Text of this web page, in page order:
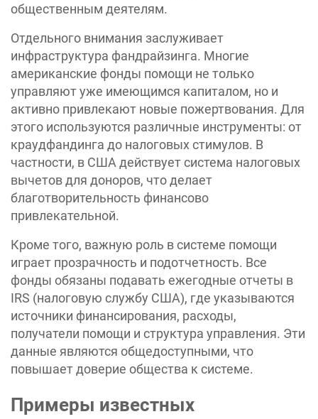
общественным деятелям.
Отдельного внимания заслуживает
инфраструктура фандрайзинга. Многие
американские фонды помощи не только
управляют уже имеющимся капиталом, но и
активно привлекают новые пожертвования. Для
этого используются различные инструменты: от
краудфандинга до налоговых стимулов. В
частности, в США действует система налоговых
вычетов для доноров, что делает
благотворительность финансово
привлекательной.
Кроме того, важную роль в системе помощи
играет прозрачность и подотчетность. Все
фонды обязаны подавать ежегодные отчеты в
IRS (налоговую службу США), где указываются
источники финансирования, расходы,
получатели помощи и структура управления. Эти
данные являются общедоступными, что
повышает доверие общества к системе.
Примеры известных